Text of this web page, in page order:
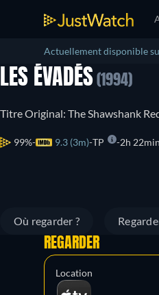
Actuellement disponible
LES ÉVADÉS (1994)
Titre Original: The Shawshank
99% 9.3 (3m) TP 2h 22min
Où regarder ?
REGARDER
Location